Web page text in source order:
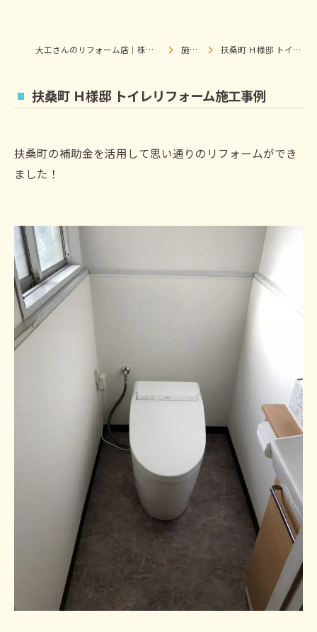
大工さんのリフォーム店｜株式会社ウィズホーム｜扶桑・犬山 施工事例 扶桑町 Ｈ様邸 トイレリフォーム施工事例
扶桑町 Ｈ様邸 トイレリフォーム施工事例
扶桑町の補助金を活用して思い通りのリフォームができ
ました！